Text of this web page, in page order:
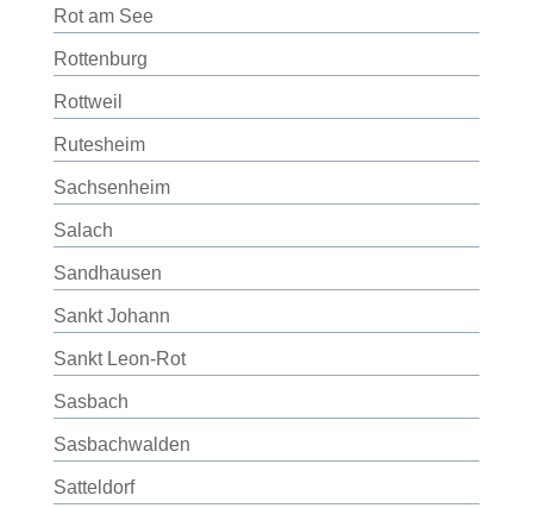
Rot am See
Rottenburg
Rottweil
Rutesheim
Sachsenheim
Salach
Sandhausen
Sankt Johann
Sankt Leon-Rot
Sasbach
Sasbachwalden
Satteldorf